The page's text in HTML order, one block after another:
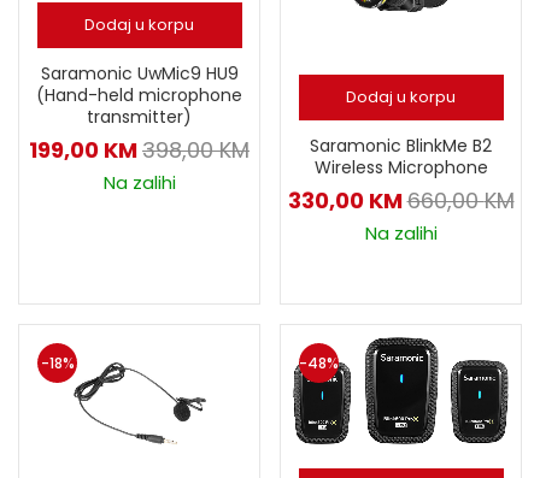
Dodaj u korpu
Saramonic UwMic9 HU9
(Hand-held microphone
transmitter)
199,00 KM398,00KM
Na zalihi
Dodaj u korpu
Saramonic BlinkMe B2
Wireless Microphone
330,00 KM660,00KM
Na zalihi
-18% -48%